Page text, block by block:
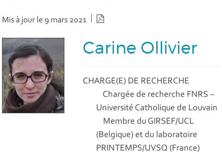
Mis à jour le 9 mars 2021
Carine Ollivier
CHARGE(E) DE RECHERCHE
Chargée de recherche FNRS –
Université Catholique de Louvain
Membre du GIRSEF/UCL
(Belgique) et du laboratoire
PRINTEMPS/UVSQ (France)